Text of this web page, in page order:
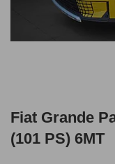
Fiat Grande
(101 PS) 6MT